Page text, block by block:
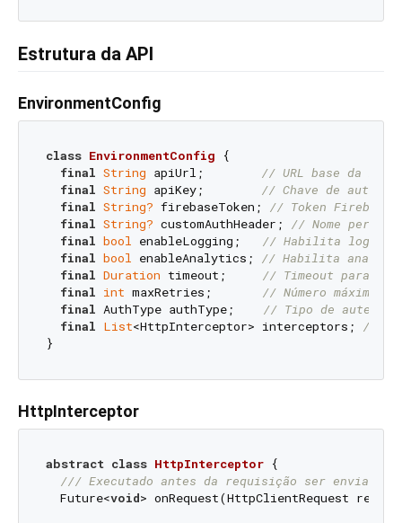
Estrutura da API
EnvironmentConfig
class EnvironmentConfig
{
final String apiUrl; // URL base da API
final String apiKey; // Chave de
final String? firebaseToken; // Token Firebase
final String? customAuthHeader; // Nome
final bool enableLogging; // Habilita logs
final bool enableAnalytics; // Habilita
final Duration timeout; // Timeout para
final int maxRetries; // Número máximo
final AuthType authType; // Tipo de
final List<HttpInterceptor> interceptors; //
HttpInterceptor
abstract class HttpInterceptor {
/// Executado antes da requisição ser enviada
  Future<
void> onRequest(HttpClientRequest